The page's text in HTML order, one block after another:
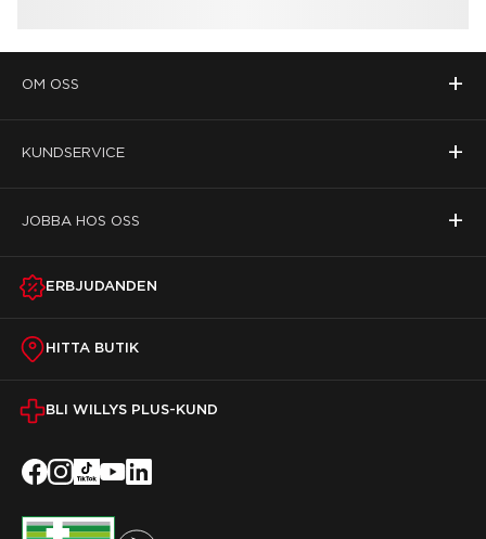
OM OSS +
KUNDSERVICE +
JOBBA HOS OSS +
ERBJUDANDEN
HITTA BUTIK
BLI WILLYS PLUS-KUND